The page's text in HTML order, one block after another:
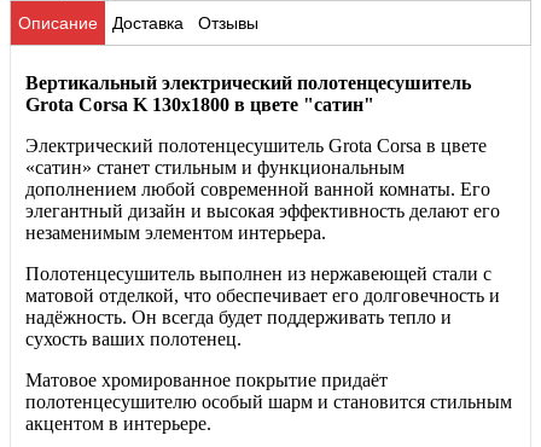
Описание Доставка Отзывы
Вертикальный электрический полотенцесушитель
Grota Corsa K 130х1800 в цвете "сатин"
Электрический полотенцесушитель Grota Corsa в цвете
«сатин» станет стильным и функциональным
дополнением любой современной ванной комнаты. Его
элегантный дизайн и высокая эффективность делают его
незаменимым элементом интерьера.
Полотенцесушитель выполнен из нержавеющей стали с
матовой отделкой, что обеспечивает его долговечность и
надёжность. Он всегда будет поддерживать тепло и
сухость ваших полотенец.
Матовое хромированное покрытие придаёт
полотенцесушителю особый шарм и становится стильным
акцентом в интерьере.